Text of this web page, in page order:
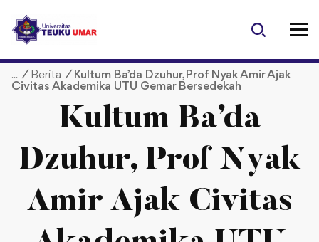
p
/ Berita / Kultum Ba’da Dzuhur, Prof Nyak Amir Ajak
Civitas Akademika UTU Gemar Bersedekah
Kultum Ba’da
Dzuhur, Prof Nyak
Amir Ajak Civitas